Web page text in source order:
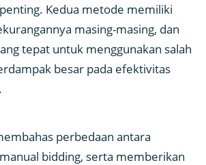
Kedua metode memiliki
masing-masing, dan
tepat untuk menggunakan salah
besar pada efektivitas
perbedaan antara
bidding, serta memberikan